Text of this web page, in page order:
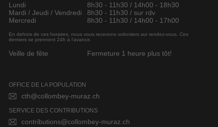
Lundi
8h30 - 11h30 / 14h00 - 18h30
Mardi / Jeudi / Vendredi
8h30 - 11h30 / sur rdv
Mercredi
8h30 - 11h30 / 14h00 - 17h00
En dehors de ces horaires, nous vous recevons volontiers sur rendez-vous. Ces
derniers se prennent 24h à l’avance.
Veille de fête Fermeture 1 heure plus tôt!
OFFICE DE LA POPULATION
cth@collombey-muraz.ch
SERVICE DES CONTRIBUTIONS
contributions@collombey-muraz.ch